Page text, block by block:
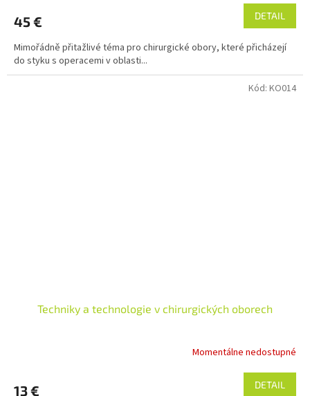
45 € DETAIL
Mimořádně přitažlivé téma pro chirurgické obory, které přicházejí
do styku s operacemi v oblasti...
Techniky a technologie v chirurgických oborech
Momentálne nedostupné
13 € DETAIL
Kód: KO014